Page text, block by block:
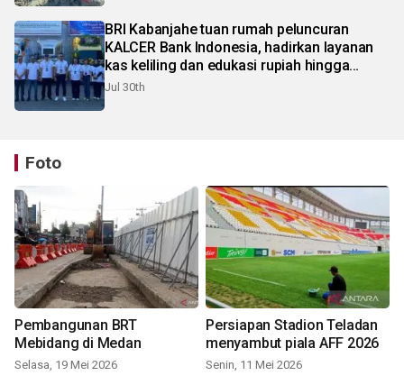
BRI Kabanjahe tuan rumah peluncuran
KALCER Bank Indonesia, hadirkan layanan
kas keliling dan edukasi rupiah hingga
pelosok Karo
Jul 30th
Foto
Pembangunan BRT
Mebidang di Medan
Selasa, 19 Mei 2026
Persiapan Stadion Teladan
menyambut piala AFF 2026
Senin, 11 Mei 2026